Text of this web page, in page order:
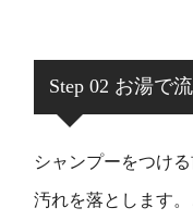
Step 02 お湯で
シャンプーをつけ
汚れを落とします